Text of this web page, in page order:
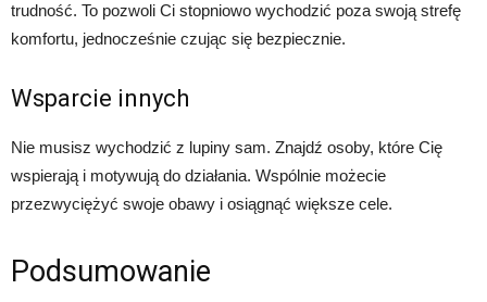
trudność. To pozwoli Ci stopniowo wychodzić poza swoją strefę
komfortu, jednocześnie czując się bezpiecznie.
Wsparcie innych
Nie musisz wychodzić z lupiny sam. Znajdź osoby, które Cię
wspierają i motywują do działania. Wspólnie możecie
przezwyciężyć swoje obawy i osiągnąć większe cele.
Podsumowanie